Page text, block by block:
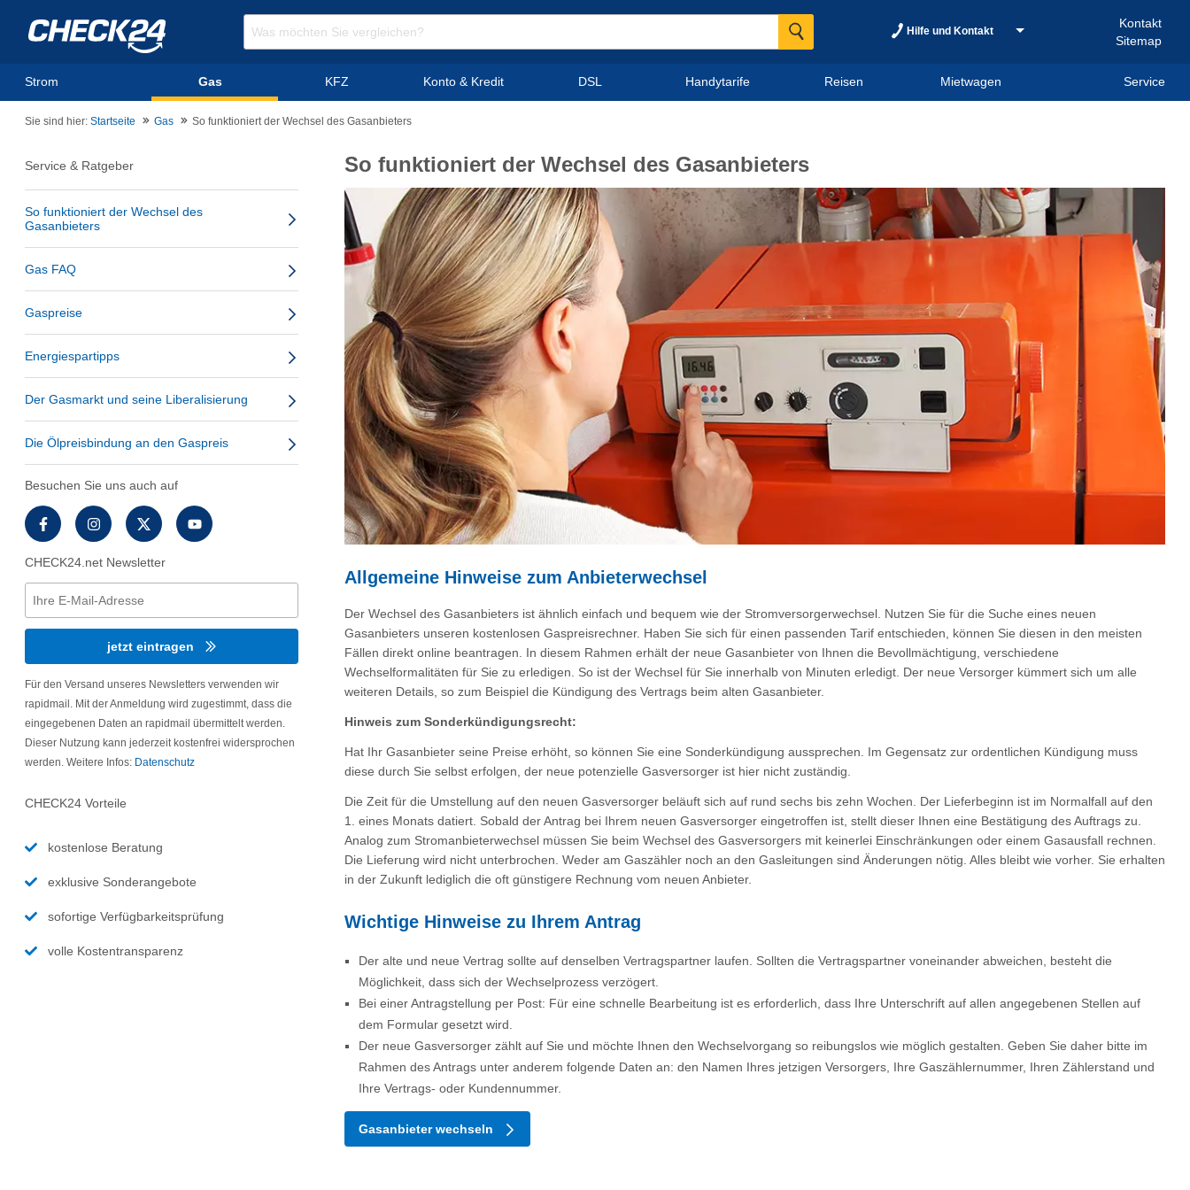
Hilfe und Kontakt
Kontakt
Sitemap
Strom Gas KFZ Konto & Kredit DSL Handytarife Reisen Mietwagen Service
Sie sind hier: Startseite Gas So funktioniert der Wechsel des Gasanbieters
Service & Ratgeber
So funktioniert der Wechsel des
Gasanbieters
Gas FAQ
Gaspreise
Energiespartipps
Der Gasmarkt und seine Liberalisierung
Die Ölpreisbindung an den Gaspreis
Besuchen Sie uns auch auf
CHECK24.net Newsletter
jetzt eintragen
Für den Versand unseres Newsletters verwenden wir
rapidmail. Mit der Anmeldung wird zugestimmt, dass die
eingegebenen Daten an rapidmail übermittelt werden.
Dieser Nutzung kann jederzeit kostenfrei widersprochen
werden. Weitere Infos: Datenschutz
CHECK24 Vorteile
kostenlose Beratung
exklusive Sonderangebote
sofortige Verfügbarkeitsprüfung
volle Kostentransparenz
So funktioniert der Wechsel des Gasanbieters
Allgemeine Hinweise zum Anbieterwechsel
Der Wechsel des Gasanbieters ist ähnlich einfach und bequem wie der Stromversorgerwechsel. Nutzen Sie für die Suche eines neuen
Gasanbieters unseren kostenlosen Gaspreisrechner. Haben Sie sich für einen passenden Tarif entschieden, können Sie diesen in den meisten
Fällen direkt online beantragen. In diesem Rahmen erhält der neue Gasanbieter von Ihnen die Bevollmächtigung, verschiedene
Wechselformalitäten für Sie zu erledigen. So ist der Wechsel für Sie innerhalb von Minuten erledigt. Der neue Versorger kümmert sich um alle
weiteren Details, so zum Beispiel die Kündigung des Vertrags beim alten Gasanbieter.
Hinweis zum Sonderkündigungsrecht:
Hat Ihr Gasanbieter seine Preise erhöht, so können Sie eine Sonderkündigung aussprechen. Im Gegensatz zur ordentlichen Kündigung muss
diese durch Sie selbst erfolgen, der neue potenzielle Gasversorger ist hier nicht zuständig.
Die Zeit für die Umstellung auf den neuen Gasversorger beläuft sich auf rund sechs bis zehn Wochen. Der Lieferbeginn ist im Normalfall auf den
1. eines Monats datiert. Sobald der Antrag bei Ihrem neuen Gasversorger eingetroffen ist, stellt dieser Ihnen eine Bestätigung des Auftrags zu.
Analog zum Stromanbieterwechsel müssen Sie beim Wechsel des Gasversorgers mit keinerlei Einschränkungen oder einem Gasausfall rechnen.
Die Lieferung wird nicht unterbrochen. Weder am Gaszähler noch an den Gasleitungen sind Änderungen nötig. Alles bleibt wie vorher. Sie erhalten
in der Zukunft lediglich die oft günstigere Rechnung vom neuen Anbieter.
Wichtige Hinweise zu Ihrem Antrag
Der alte und neue Vertrag sollte auf denselben Vertragspartner laufen. Sollten die Vertragspartner voneinander abweichen, besteht die
Möglichkeit, dass sich der Wechselprozess verzögert.
Bei einer Antragstellung per Post: Für eine schnelle Bearbeitung ist es erforderlich, dass Ihre Unterschrift auf allen angegebenen Stellen auf
dem Formular gesetzt wird.
Der neue Gasversorger zählt auf Sie und möchte Ihnen den Wechselvorgang so reibungslos wie möglich gestalten. Geben Sie daher bitte im
Rahmen des Antrags unter anderem folgende Daten an: den Namen Ihres jetzigen Versorgers, Ihre Gaszählernummer, Ihren Zählerstand und
Ihre Vertrags- oder Kundennummer.
Gasanbieter wechseln